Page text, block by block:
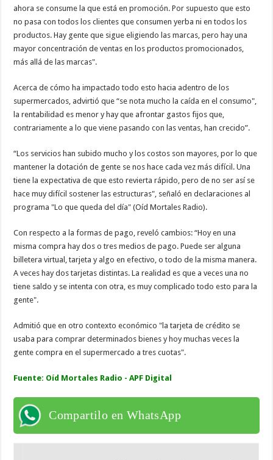
ahora se consume la que está en promoción. Por supuesto que esto
no pasa con todos los clientes que consumen yerba ni en todos los
productos. Hay gente que sigue eligiendo las marcas, pero hay una
mayor concentración de ventas en los productos promocionados,
más allá de las marcas".
Acerca de cómo ha impactado todo esto hacia adentro de los
supermercados, advirtió que “se nota mucho la caída en el consumo",
la rentabilidad es menor y hay que afrontar gastos fijos que,
contrariamente a lo que viene pasando con las ventas, han crecido”.
“Los servicios han subido mucho y los costos son mayores, por lo que
mantener la dotación de gente se nos hace cada vez más difícil. Una
tiene la expectativa de que esto revierta rápido, pero de no ser así se
hace muy difícil sostener las estructuras", señaló en declaraciones al
programa "Lo que queda del día" (Oíd Mortales Radio).
Con respecto a la formas de pago, reveló cambios: “Hoy en una
misma compra hay dos o tres medios de pago. Puede ser alguna
billetera virtual, tarjeta y algo en efectivo, o todo de la misma manera.
A veces hay dos tarjetas distintas. La realidad es que a veces una no
tiene saldo y se intenta con otra, es muy complicado todo esto para la
gente".
Admitió que en otro contexto económico "la tarjeta de crédito se
usaba para comprar determinados bienes y hoy muchas veces la
gente compra en el supermercado a tres cuotas".
Fuente: Oíd Mortales Radio - APF Digital
Compartilo en WhatsApp